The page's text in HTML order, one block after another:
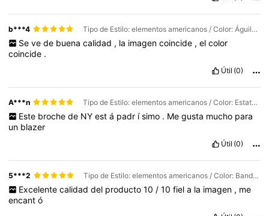
b***4 Tipo de Estilo: elementos americanos / Color: Águila de plata 2698
Se ve de buena calidad , la imagen coincide , el color
coincide .
Útil (0)
A***n Tipo de Estilo: elementos americanos / Color: Estatua de la Libertad Verde 2391
Este broche de NY est á padr ísimo . Me gusta mucho para
un blazer
Útil (0)
5***2 Tipo de Estilo: elementos americanos / Color: Bandera estadounidense de colores 5278
Excelente calidad del producto 10 / 10 fiel a la imagen , me
encantó